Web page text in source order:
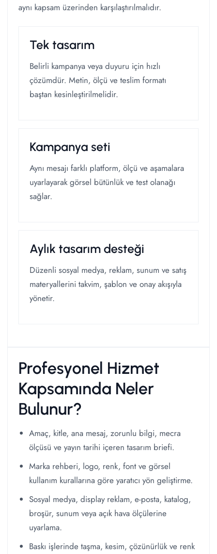
aynı kapsam üzerinden karşılaştırılmalıdır.
Tek tasarım
Belirli kampanya veya duyuru için hızlı
çözümdür. Metin, ölçü ve teslim formatı
baştan kesinleştirilmelidir.
Kampanya seti
Aynı mesajı farklı platform, ölçü ve aşamalara
uyarlayarak görsel bütünlük ve test olanağı
sağlar.
Aylık tasarım desteği
Düzenli sosyal medya, reklam, sunum ve satış
materyallerini takvim, şablon ve onay akışıyla
yönetir.
Profesyonel Hizmet
Kapsamında Neler
Bulunur?
Amaç, kitle, ana mesaj, zorunlu bilgi, mecra
ölçüsü ve yayın tarihi içeren tasarım briefi.
Marka rehberi, logo, renk, font ve görsel
kullanım kurallarına göre yaratıcı yön geliştirme.
Sosyal medya, display reklam, e-posta, katalog,
broşür, sunum veya açık hava ölçülerine
uyarlama.
Baskı işlerinde taşma, kesim, çözünürlük ve renk